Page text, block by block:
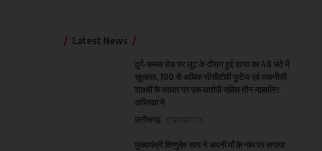
Latest News
दुर्ग-धमधा रोड पर लूट के दौरान हुई हत्या का 48 घंटे में
खुलासा, 100 से अधिक सीसीटीवी फुटेज एवं तकनीकी
साक्ष्यों के आधार पर एक आरोपी सहित तीन नाबालिग
अभिरक्षा मे
छत्तीसगढ़
मुख्यमंत्री विष्णुदेव साय ने अपनी माँ के नाम पर लगाया